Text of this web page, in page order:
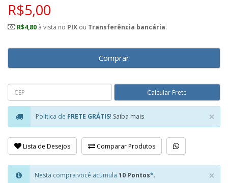
R$5,00
R$4,80 à vista no PIX ou Transferência bancária.
Comprar
×
Política de FRETE GRÁTIS! Saiba mais
Lista de Desejos Comparar Produtos
×
Nesta compra você acumula 10 Pontos*.